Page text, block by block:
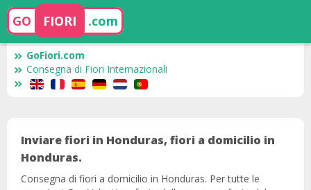
GO FIORI .com
GoFiori.com
Consegna di Fiori Internazionali
Inviare fiori in Honduras, fiori a domicilio in
Honduras.
Consegna di fiori a domicilio in Honduras. Per tutte le